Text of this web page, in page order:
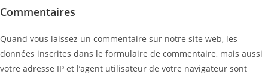
Commentaires
Quand vous laissez un commentaire sur notre site web, les
données inscrites dans le formulaire de commentaire, mais aussi
votre adresse IP et l’agent utilisateur de votre navigateur sont